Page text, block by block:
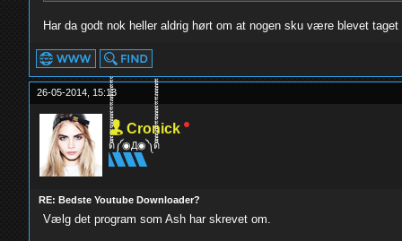
Har da godt nok heller aldrig hørt om at nogen sku være blevet
26-05-2014, 15:13
Cronick
ด็็้้้้้็็็็็้้้้้็็็็็้้้้้༼◉Д◉༽ด็็็็็้้้้้็็็็้้้้้็็็็็้้
RE: Bedste Youtube Downloader?
Vælg det program som Ash har skrevet om.